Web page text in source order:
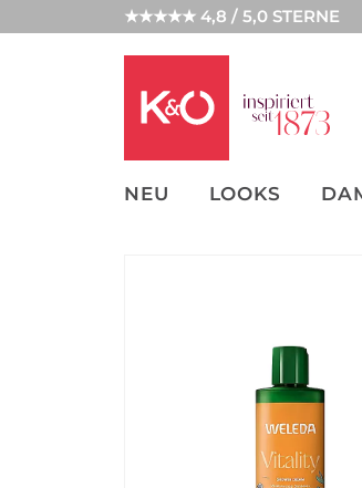
★★★★★ 4,8 / 5,0 STERNE
NEU LOOKS
UNSERE APP
CLICK &